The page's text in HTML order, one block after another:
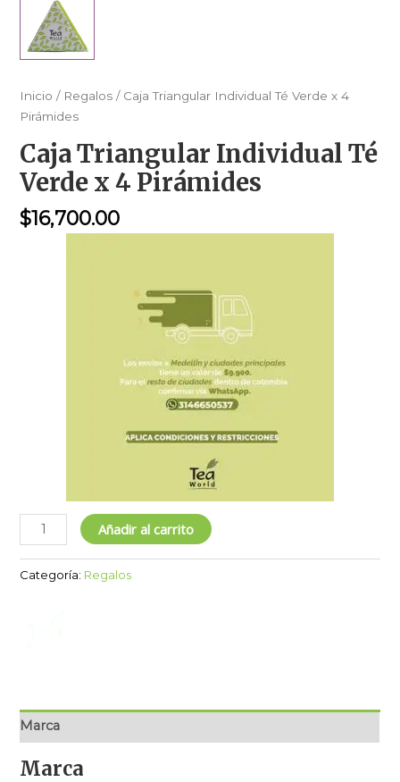
Inicio / Regalos / Caja Triangular Individual Té Verde x 4
Pirámides
Caja Triangular Individual Té
Verde x 4 Pirámides
$16,700.00
Añadir al carrito
Categoría: Regalos
Marca
Marca